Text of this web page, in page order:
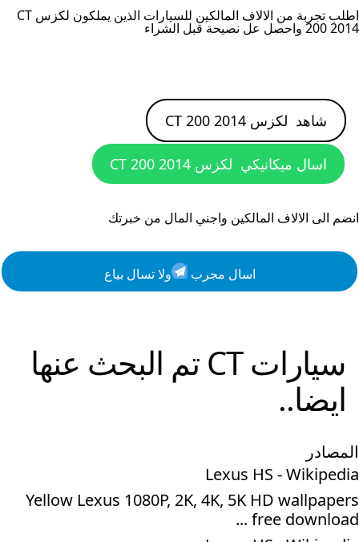
اطلب تجربة من الالاف المالكين للسيارات الذين يملكون
لكزس CT
200 2014 واحصل عل نصيحة قبل الشراء
شاهد لكزس CT 200 2014
اسال ميكانيكي لكزس CT 200 2014
انضم الى الالاف المالكين واجني المال من خبرتك
اسال مجرب ولا تسال بياع
سياراتCT تم البحث عنها
ايضا..
المصادر
Lexus HS - Wikipedia
Yellow Lexus 1080P, 2K, 4K, 5K HD wallpapers
free download ...